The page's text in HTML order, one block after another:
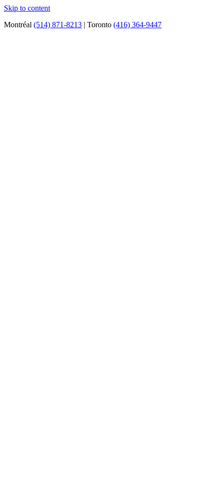
Skip to content
Montréal (514) 871-8213 | Toronto (416) 364-9447